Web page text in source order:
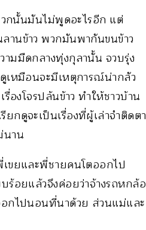
วกนั้นมันไม่พูดอะไรอีก แต่
านข้าว พวกมันพากันขนข้าว
มมืดกลางทุ่งกุลานั้น จวบรุ่ง
เหมือนจะมีเหตุการณ์น่ากลัว
งโจรปล้นข้าว ทำให้ชาวบ้าน
กดูจะเป็นเรื่องที่ผู้เล่าจำติดตา
นาน
ขยและพี่ชายคนโตออกไป
ร้อยแล้วจึงค่อยว่าจ้างรถหกล้อ
กไปนอนที่นาด้วย ส่วนแม่และ